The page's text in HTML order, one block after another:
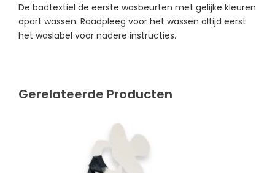
De badtextiel de eerste wasbeurten met gelijke kleuren
apart wassen. Raadpleeg voor het wassen altijd eerst
het waslabel voor nadere instructies.
Gerelateerde Producten